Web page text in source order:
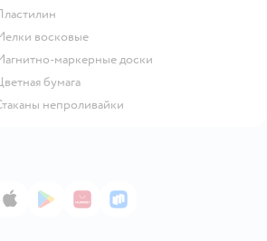
Пластилин
Мелки восковые
Магнитно-маркерные доски
Цветная бумага
Стаканы непроливайки
App StoreGoogle Play
AppGallery
RuStore